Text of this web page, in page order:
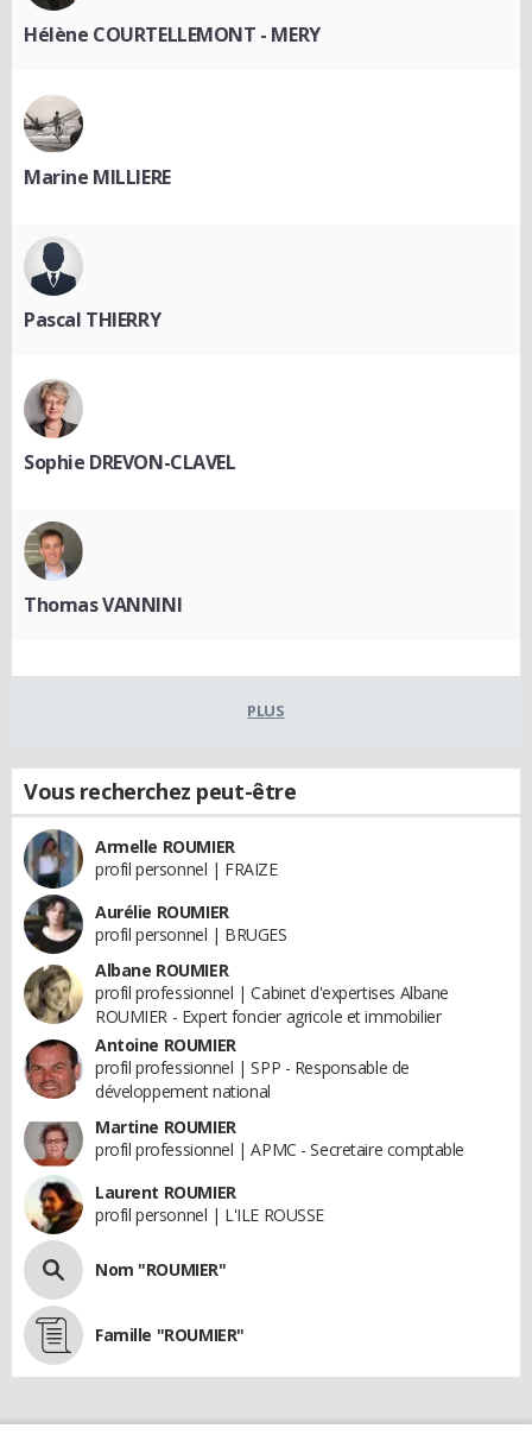
Hélène COURTELLEMONT - MERY
Marine MILLIERE
Pascal THIERRY
Sophie DREVON-CLAVEL
Thomas VANNINI
PLUS
Vous recherchez peut-être
Armelle ROUMIER
profil personnel | FRAIZE
Aurélie ROUMIER
profil personnel | BRUGES
Albane ROUMIER
profil professionnel | Cabinet d'expertises Albane
ROUMIER - Expert foncier agricole et immobilier
Antoine ROUMIER
profil professionnel | SPP - Responsable de
développement national
Martine ROUMIER
profil professionnel | APMC - Secretaire comptable
Laurent ROUMIER
profil personnel | L'ILE ROUSSE
Nom "ROUMIER"
Famille "ROUMIER"